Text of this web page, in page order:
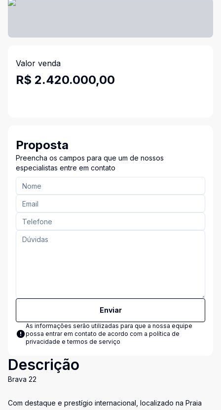
Valor venda
R$ 2.420.000,00
Proposta
Preencha os campos para que um de nossos
especialistas entre em contato
Enviar
As informações serão utilizadas para que a nossa equipe
possa entrar em contato de acordo com a política de
privacidade e termos de serviço
Descrição
Brava 22
Com destaque e prestígio internacional, localizado na Praia